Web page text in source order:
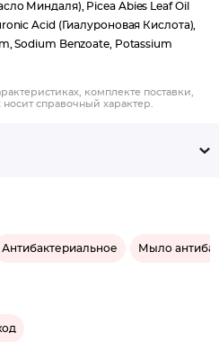
Миндаля), Picea Abies Leaf Oil
Acid (Гиалуроновая Кислота),
Sodium Benzoate, Potassium
комплекте поставки,
справочный характер.
Антибактериальное Мыло